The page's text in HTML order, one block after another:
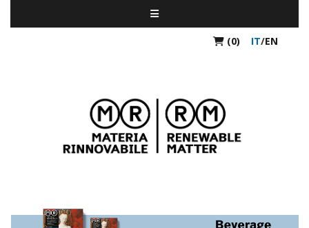
(0) IT/EN